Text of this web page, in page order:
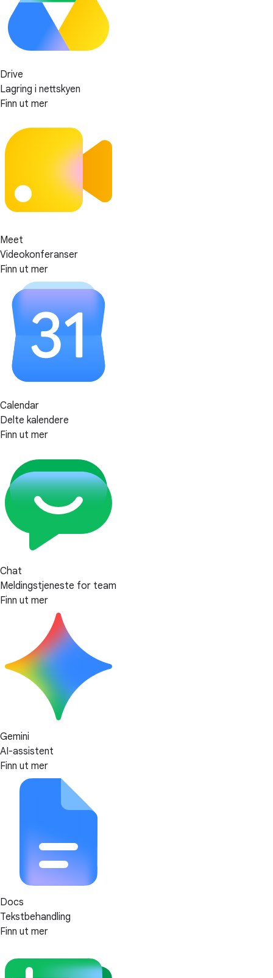
Drive
Lagring i nettskyen
Finn ut mer
Meet
Videokonferanser
Finn ut mer
Calendar
Delte kalendere
Finn ut mer
Chat
Meldingstjeneste for team
Finn ut mer
Gemini
AI-assistent
Finn ut mer
Docs
Tekstbehandling
Finn ut mer